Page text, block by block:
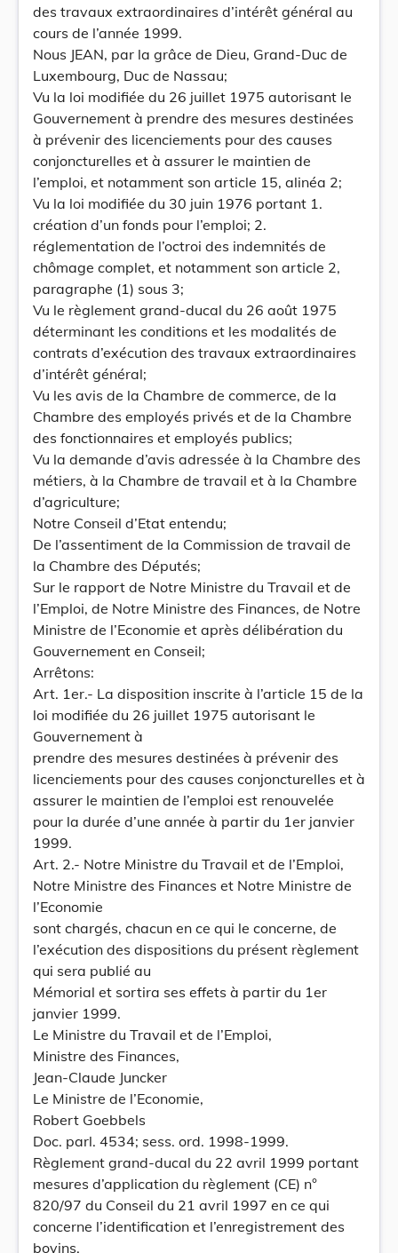
des travaux extraordinaires d’intérêt général au
cours de l’année 1999.
Nous JEAN, par la grâce de Dieu, Grand-Duc de
Luxembourg, Duc de Nassau;
Vu la loi modifiée du 26 juillet 1975 autorisant le
Gouvernement à prendre des mesures destinées
à prévenir des licenciements pour des causes
conjoncturelles et à assurer le maintien de
l’emploi, et notamment son article 15, alinéa 2;
Vu la loi modifiée du 30 juin 1976 portant 1.
création d’un fonds pour l’emploi; 2.
réglementation de l’octroi des indemnités de
chômage complet, et notamment son article 2,
paragraphe (1) sous 3;
Vu le règlement grand-ducal du 26 août 1975
déterminant les conditions et les modalités de
contrats d’exécution des travaux extraordinaires
d’intérêt général;
Vu les avis de la Chambre de commerce, de la
Chambre des employés privés et de la Chambre
des fonctionnaires et employés publics;
Vu la demande d’avis adressée à la Chambre des
métiers, à la Chambre de travail et à la Chambre
d’agriculture;
Notre Conseil d’Etat entendu;
De l’assentiment de la Commission de travail de
la Chambre des Députés;
Sur le rapport de Notre Ministre du Travail et de
l’Emploi, de Notre Ministre des Finances, de Notre
Ministre de l’Economie et après délibération du
Gouvernement en Conseil;
Arrêtons:
Art. 1er.- La disposition inscrite à l’article 15 de la
loi modifiée du 26 juillet 1975 autorisant le
Gouvernement à
prendre des mesures destinées à prévenir des
licenciements pour des causes conjoncturelles et à
assurer le maintien de l’emploi est renouvelée
pour la durée d’une année à partir du 1er janvier
1999.
Art. 2.- Notre Ministre du Travail et de l’Emploi,
Notre Ministre des Finances et Notre Ministre de
l’Economie
sont chargés, chacun en ce qui le concerne, de
l’exécution des dispositions du présent règlement
qui sera publié au
Mémorial et sortira ses effets à partir du 1er
janvier 1999.
Le Ministre du Travail et de l’Emploi,
Ministre des Finances,
Jean-Claude Juncker
Le Ministre de l’Economie,
Robert Goebbels
Doc. parl. 4534; sess. ord. 1998-1999.
Règlement grand-ducal du 22 avril 1999 portant
mesures d’application du règlement (CE) n°
820/97 du Conseil du 21 avril 1997 en ce qui
concerne l’identification et l’enregistrement des
bovins.